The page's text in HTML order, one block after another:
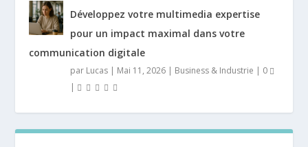
Développez votre multimedia expertise
pour un impact maximal dans votre
communication digitale
par Lucas | Mai 11, 2026 | Business & Industrie | 0
|